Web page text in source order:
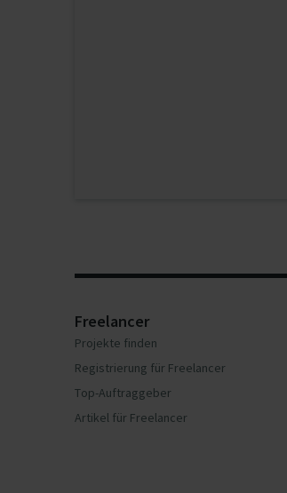
Freelancer
Projekte finden
Registrierung für Freelancer
Top-Auftraggeber
Artikel für Freelancer